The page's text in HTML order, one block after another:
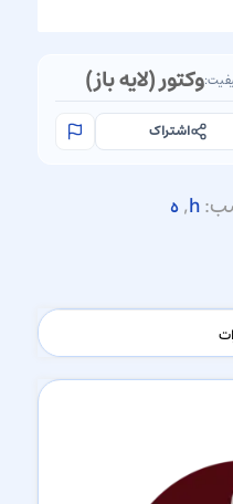
وکتور (لایه باز)
اشتراک
h
,ه